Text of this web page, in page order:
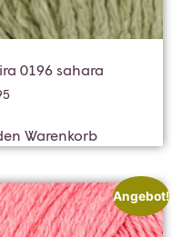
0196 sahara
Warenkorb
Angebot!